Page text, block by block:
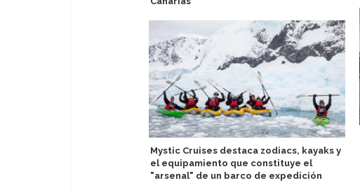
Mystic Cruises destaca zodiacs, kayaks y
el equipamiento que constituye el
"arsenal" de un barco de expedición